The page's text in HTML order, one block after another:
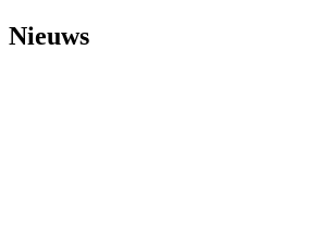
Nieuws